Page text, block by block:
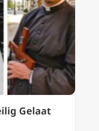
Gelaat